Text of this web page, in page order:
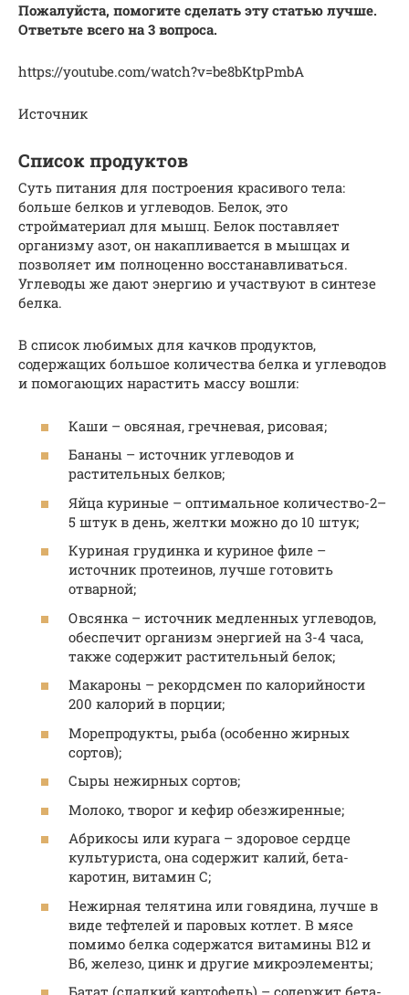
Пожалуйста, помогите сделать эту статью лучше.
Ответьте всего на 3 вопроса.
https://youtube.com/watch?v=be8bKtpPmbA
Источник
Список продуктов
Суть питания для построения красивого тела:
больше белков и углеводов. Белок, это
стройматериал для мышц. Белок поставляет
организму азот, он накапливается в мышцах и
позволяет им полноценно восстанавливаться.
Углеводы же дают энергию и участвуют в синтезе
белка.
В список любимых для качков продуктов,
содержащих большое количества белка и углеводов
и помогающих нарастить массу вошли:
Каши – овсяная, гречневая, рисовая;
Бананы – источник углеводов и
растительных белков;
Яйца куриные – оптимальное количество-2–
5 штук в день, желтки можно до 10 штук;
Куриная грудинка и куриное филе –
источник протеинов, лучше готовить
отварной;
Овсянка – источник медленных углеводов,
обеспечит организм энергией на 3-4 часа,
также содержит растительный белок;
Макароны – рекордсмен по калорийности
200 калорий в порции;
Морепродукты, рыба (особенно жирных
сортов);
Сыры нежирных сортов;
Молоко, творог и кефир обезжиренные;
Абрикосы или курага – здоровое сердце
культуриста, она содержит калий, бета-
каротин, витамин С;
Нежирная телятина или говядина, лучше в
виде тефтелей и паровых котлет. В мясе
помимо белка содержатся витамины В12 и
В6, железо, цинк и другие микроэлементы;